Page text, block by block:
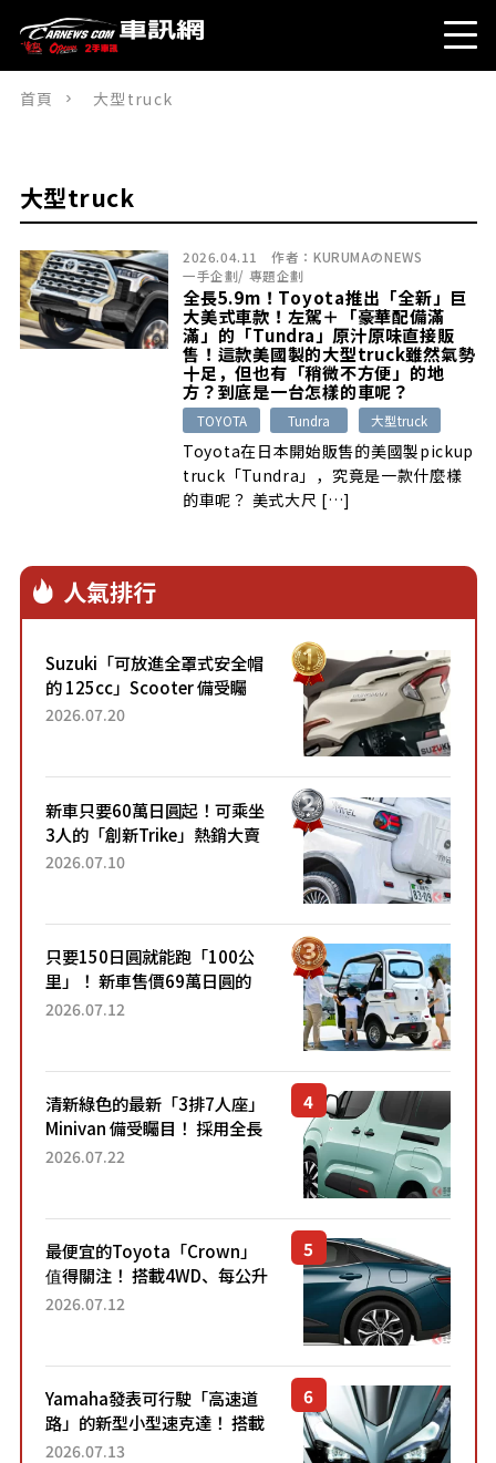
首頁 大型truck
大型truck
2026.04.11 作者： KURUMAのNEWS
一手企劃/ 專題企劃
全長5.9m！Toyota推出「全新」巨
大美式車款！左駕＋「豪華配備滿
滿」的「Tundra」原汁原味直接販
售！這款美國製的大型truck雖然氣勢
十足，但也有「稍微不方便」的地
方？到底是一台怎樣的車呢？
TOYOTA Tundra 大型truck
Toyota在日本開始販售的美國製pickup
truck「Tundra」，究竟是一款什麼樣
的車呢？ 美式大尺 […]
人氣排行
Suzuki「可放進全罩式安全帽
的 125cc」Scooter 備受矚
目！採用全新流線設計與各項
2026.07.20
新車只要60萬日圓起！可乘坐
3人的「創新Trike」熱銷大賣
成為人氣車款！「養車成本真
2026.07.10
只要150日圓就能跑「100公
里」！ 新車售價69萬日圓的
「3人座」Trike大受歡迎！ 順
2026.07.12
清新綠色的最新「3排7人座」
Minivan 備受矚目！ 採用全長
4.7公尺剛剛好的車身尺寸與
2026.07.22
最便宜的Toyota「Crown」
值得關注！ 搭載4WD、每公升
22.4公里低油耗表現超亮眼！
2026.07.12
Yamaha發表可行駛「高速道
路」的新型小型速克達！ 搭載
能享受超強勁「渦輪感」的動
2026.07.13